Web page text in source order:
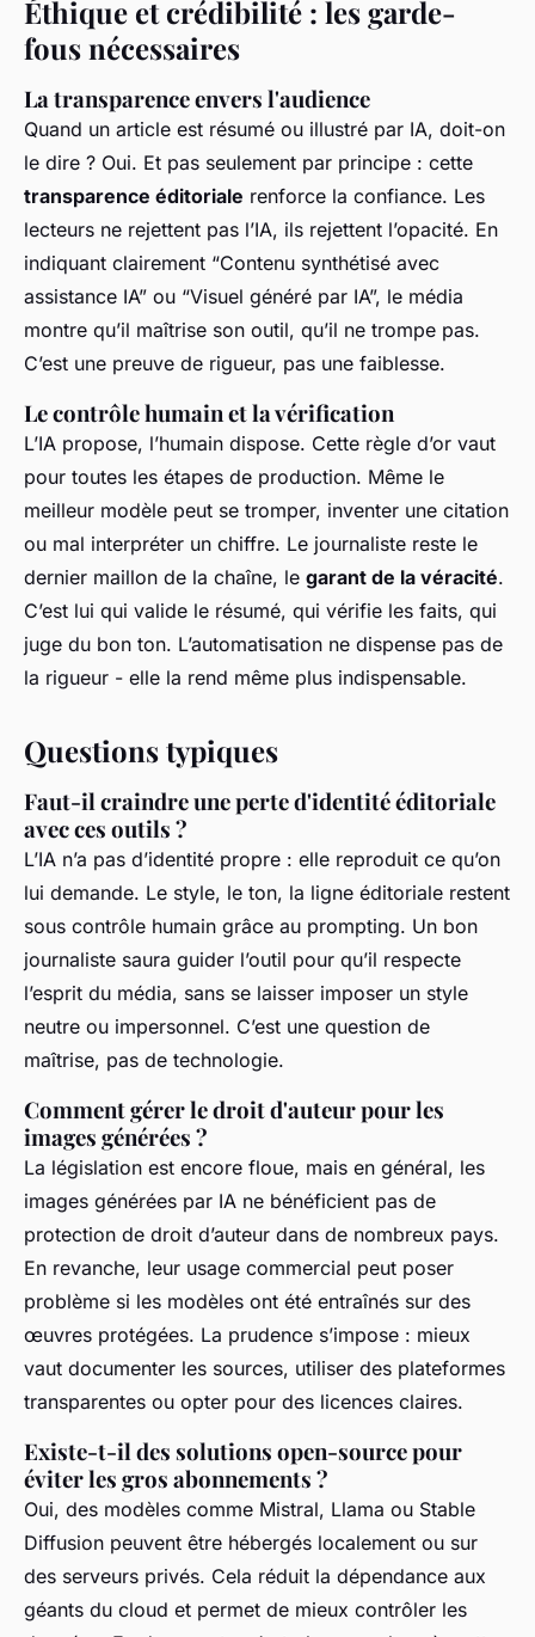
Éthique et crédibilité : les garde-
fous nécessaires
La transparence envers l'audience
Quand un article est résumé ou illustré par IA, doit-on
le dire ? Oui. Et pas seulement par principe : cette
transparence éditoriale renforce la confiance. Les
lecteurs ne rejettent pas l’IA, ils rejettent l’opacité. En
indiquant clairement “Contenu synthétisé avec
assistance IA” ou “Visuel généré par IA”, le média
montre qu’il maîtrise son outil, qu’il ne trompe pas.
C’est une preuve de rigueur, pas une faiblesse.
Le contrôle humain et la vérification
L’IA propose, l’humain dispose. Cette règle d’or vaut
pour toutes les étapes de production. Même le
meilleur modèle peut se tromper, inventer une citation
ou mal interpréter un chiffre. Le journaliste reste le
dernier maillon de la chaîne, le garant de la véracité.
C’est lui qui valide le résumé, qui vérifie les faits, qui
juge du bon ton. L’automatisation ne dispense pas de
la rigueur - elle la rend même plus indispensable.
Questions typiques
Faut-il craindre une perte d'identité éditoriale
avec ces outils ?
L’IA n’a pas d’identité propre : elle reproduit ce qu’on
lui demande. Le style, le ton, la ligne éditoriale restent
sous contrôle humain grâce au prompting. Un bon
journaliste saura guider l’outil pour qu’il respecte
l’esprit du média, sans se laisser imposer un style
neutre ou impersonnel. C’est une question de
maîtrise, pas de technologie.
Comment gérer le droit d'auteur pour les
images générées ?
La législation est encore floue, mais en général, les
images générées par IA ne bénéficient pas de
protection de droit d’auteur dans de nombreux pays.
En revanche, leur usage commercial peut poser
problème si les modèles ont été entraînés sur des
œuvres protégées. La prudence s’impose : mieux
vaut documenter les sources, utiliser des plateformes
transparentes ou opter pour des licences claires.
Existe-t-il des solutions open-source pour
éviter les gros abonnements ?
Oui, des modèles comme Mistral, Llama ou Stable
Diffusion peuvent être hébergés localement ou sur
des serveurs privés. Cela réduit la dépendance aux
géants du cloud et permet de mieux contrôler les